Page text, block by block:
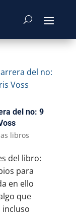
del no: 9
libros
del libro:
para
en ello
que